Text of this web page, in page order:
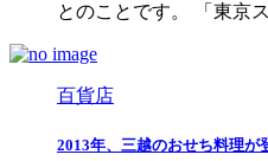
とのことです。 「東京
百貨店
2013年、三越のおせち料理が